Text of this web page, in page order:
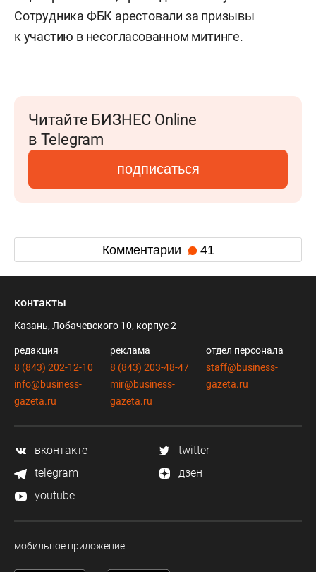
Сотрудника ФБК арестовали за призывы
к участию в несогласованном митинге.
Читайте БИЗНЕС Online
в Telegram
подписаться
Комментарии 41
контакты
Казань, Лобачевского 10, корпус 2
редакция
8 (843) 202-12-10
info@business-
gazeta.ru
реклама
8 (843) 203-48-47
mir@business-
gazeta.ru
отдел персонала
staff@business-
gazeta.ru
вконтакте
twitter
telegram
дзен
youtube
мобильное приложение